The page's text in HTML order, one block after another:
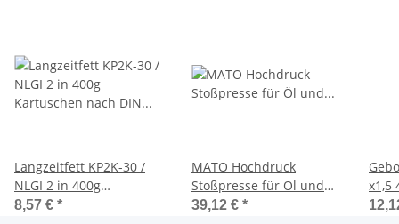
Langzeitfett KP2K-30 /
NLGI 2 in 400g
Kartuschen nach DIN
8,57 € *
MATO Hochdruck
Stoßpresse für Öl und
Fließfette 150ccm mit
39,12 € *
x1,5 45° Ø10
für